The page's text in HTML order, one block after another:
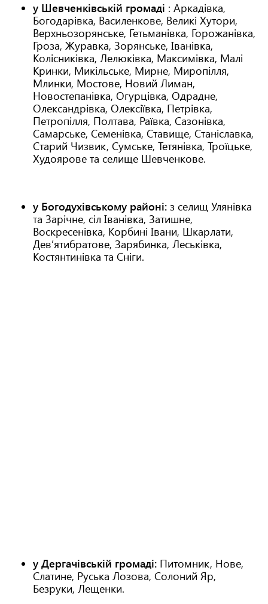
у Шевченківській громаді : Аркадівка,
Богодарівка, Василенкове, Великі Хутори,
Верхньозорянське, Гетьманівка, Горожанівка,
Гроза, Журавка, Зорянське, Іванівка,
Колісниківка, Лелюківка, Максимівка, Малі
Кринки, Микільське, Мирне, Миропілля,
Млинки, Мостове, Новий Лиман,
Новостепанівка, Огурцівка, Одрадне,
Олександрівка, Олексіївка, Петрівка,
Петропілля, Полтава, Раївка, Сазонівка,
Самарське, Семенівка, Ставище, Станіславка,
Старий Чизвик, Сумське, Тетянівка, Троїцьке,
Худоярове та селище Шевченкове.
у Богодухівському районі: з селищ Улянівка
та Зарічне, сіл Іванівка, Затишне,
Воскресенівка, Корбині Івани, Шкарлати,
Дев’ятибратове, Зарябинка, Леськівка,
Костянтинівка та Сніги.
у Дергачівській громаді: Питомник, Нове,
Слатине, Руська Лозова, Солоний Яр,
Безруки, Лещенки.